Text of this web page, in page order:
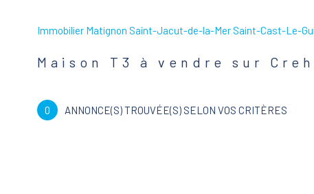
Immobilier Matignon Saint-Jacut-de-la-Mer Saint-Cast-Le-
Maison T3 à vendre sur
0 ANNONCE(S) TROUVÉE(S) SELON VOS CRITÈRES